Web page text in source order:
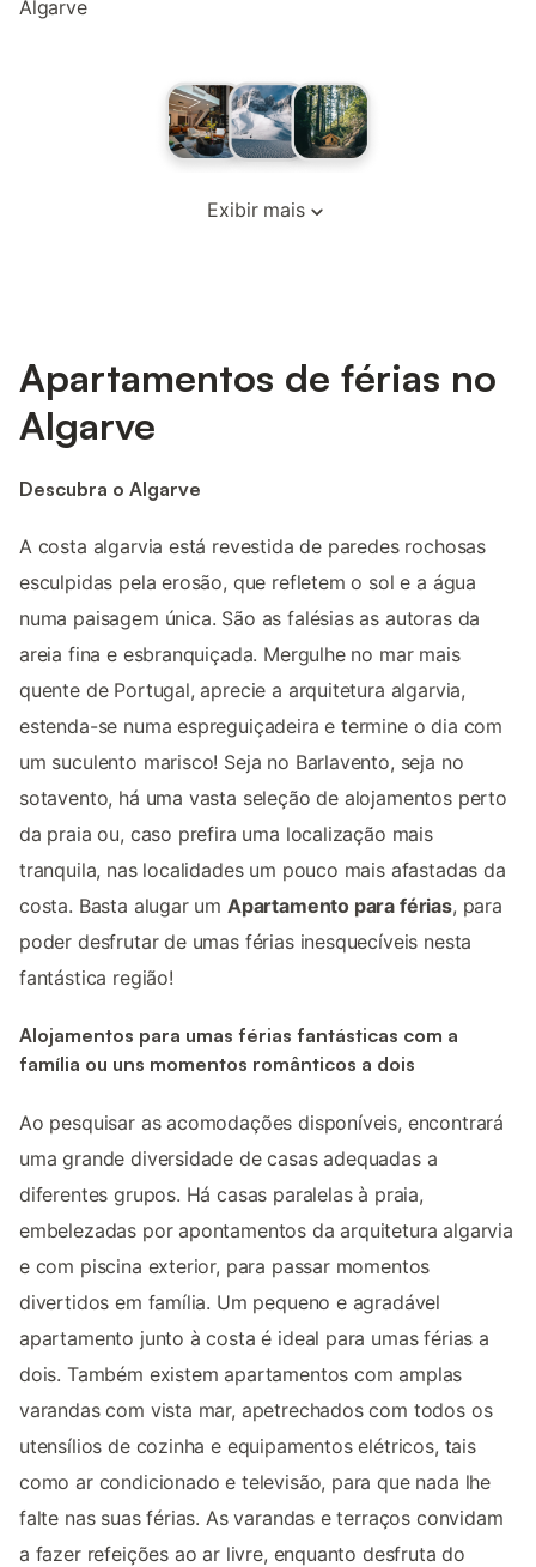
Algarve
Exibir mais
Apartamentos de férias no
Algarve
Descubra o Algarve
A costa algarvia está revestida de paredes rochosas
esculpidas pela erosão, que refletem o sol e a água
numa paisagem única. São as falésias as autoras da
areia fina e esbranquiçada. Mergulhe no mar mais
quente de Portugal, aprecie a arquitetura algarvia,
estenda-se numa espreguiçadeira e termine o dia com
um suculento marisco! Seja no Barlavento, seja no
sotavento, há uma vasta seleção de alojamentos perto
da praia ou, caso prefira uma localização mais
tranquila, nas localidades um pouco mais afastadas da
costa. Basta alugar um Apartamento para férias, para
poder desfrutar de umas férias inesquecíveis nesta
fantástica região!
Alojamentos para umas férias fantásticas com a
família ou uns momentos românticos a dois
Ao pesquisar as acomodações disponíveis, encontrará
uma grande diversidade de casas adequadas a
diferentes grupos. Há casas paralelas à praia,
embelezadas por apontamentos da arquitetura algarvia
e com piscina exterior, para passar momentos
divertidos em família. Um pequeno e agradável
apartamento junto à costa é ideal para umas férias a
dois. Também existem apartamentos com amplas
varandas com vista mar, apetrechados com todos os
utensílios de cozinha e equipamentos elétricos, tais
como ar condicionado e televisão, para que nada lhe
falte nas suas férias. As varandas e terraços convidam
a fazer refeições ao ar livre, enquanto desfruta do